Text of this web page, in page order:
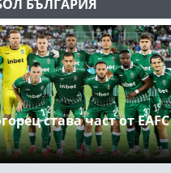
БЪЛГАРИЯ
става част от EAFC